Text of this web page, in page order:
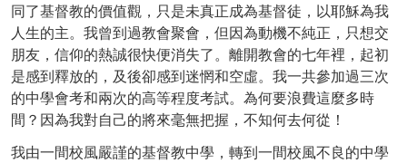
同了基督教的價值觀，只是未真正成為基督徒，以耶穌為我
人生的主。我曾到過教會聚會，但因為動機不純正，只想交
朋友，信仰的熱誠很快便消失了。離開教會的七年裡，起初
是感到釋放的，及後卻感到迷惘和空虛。我一共參加過三次
的中學會考和兩次的高等程度考試。為何要浪費這麼多時
間？因為我對自己的將來毫無把握，不知何去何從！
我由一間校風嚴謹的基督教中學，轉到一間校風不良的中學